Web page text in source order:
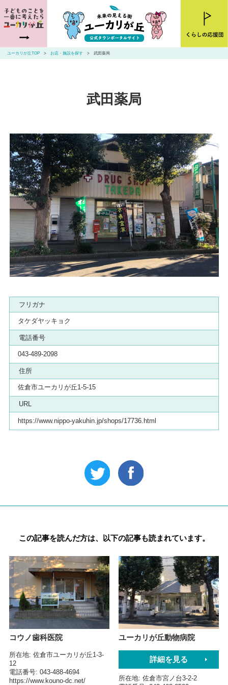
ユーカリが丘とは
ニュース
住まいを探す
山万ユーカリが丘線・こあらバス
お問い合わせ
ユーカリが丘TOP お店・施設を探す 武田薬局
武田薬局
フリガナ
タケダヤッキョク
電話番号
043-489-2098
住所
佐倉市ユーカリが丘1-5-15
URL
https://www.nippo-yakuhin.jp/shops/17736.html
この記事を読んだ方は、以下の記事も読まれています。
コウノ歯科医院
所在地 佐倉市ユーカリが丘1-3-
12
電話番号 043-488-4694
https://www.kouno-dc.net/
ユーカリが丘動物病院
詳細を見る
所在地 佐倉市宮ノ台3-2-2